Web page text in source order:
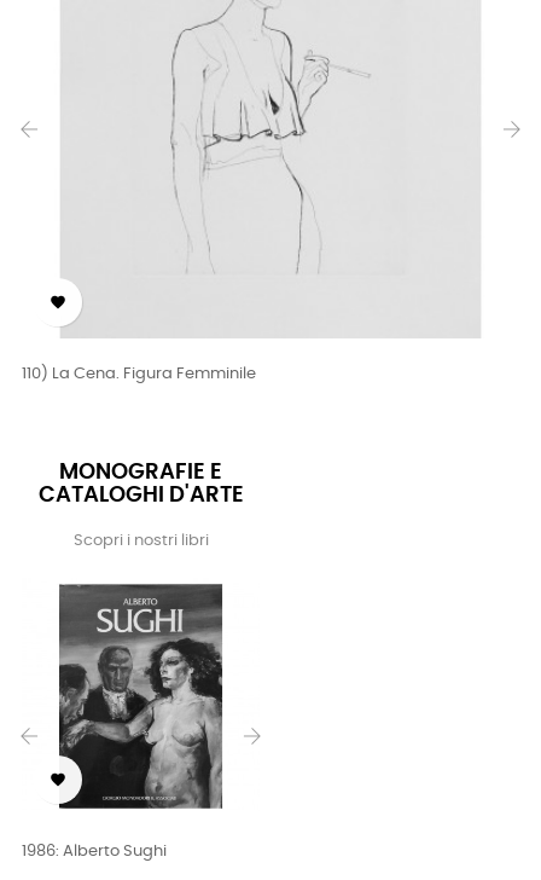

110) La Cena. Figura Femminile
MONOGRAFIE E
CATALOGHI D'ARTE
Scopri i nostri libri

1986: Alberto Sughi